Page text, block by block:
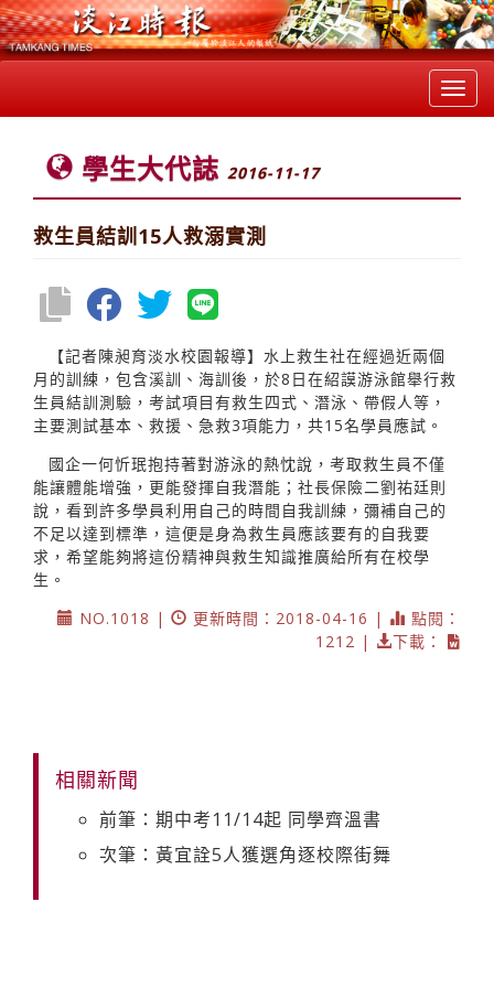
學生大代誌 2016-11-17
救生員結訓15人救溺實測
【記者陳昶育淡水校園報導】水上救生社在經過近兩個
月的訓練，包含溪訓、海訓後，於8日在紹謨游泳館舉行救
生員結訓測驗，考試項目有救生四式、潛泳、帶假人等，
主要測試基本、救援、急救3項能力，共15名學員應試。
國企一何忻珉抱持著對游泳的熱忱說，考取救生員不僅
能讓體能增強，更能發揮自我潛能；社長保險二劉祐廷則
說，看到許多學員利用自己的時間自我訓練，彌補自己的
不足以達到標準，這便是身為救生員應該要有的自我要
求，希望能夠將這份精神與救生知識推廣給所有在校學
生。
NO.1018 |
更新時間：2018-04-16 |
點閱：
1212 |
下載：
相關新聞
前筆：期中考11/14起 同學齊溫書
次筆：黃宜詮5人獲選角逐校際街舞